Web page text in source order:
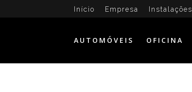
Início Empresa Instalações
AUTOMÓVEIS OFICINA